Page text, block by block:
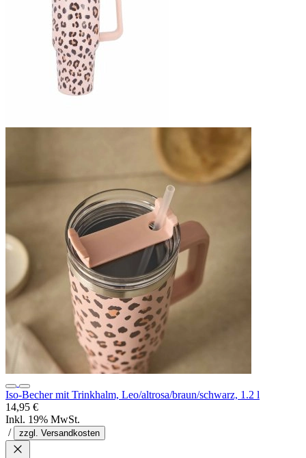
Iso-Becher mit Trinkhalm, Leo/altrosa/braun/schwarz, 1.2 l
14,95 €
Inkl. 19% MwSt.
/
zzgl. Versandkosten